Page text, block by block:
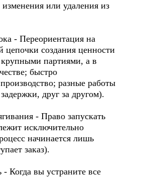
или удаления из
- Переориентация на
цепочки создания ценности
крупными партиями, а в
быстро
разные работы
друг за другом).
- Право запускать
исключительно
начинается лишь
заказ).
- Когда вы устраните все